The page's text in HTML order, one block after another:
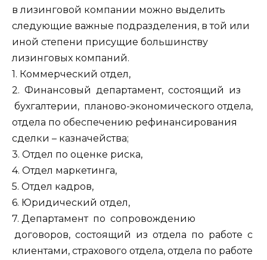
в лизинговой компании можно выделить
следующие важные подразделения, в той или
иной степени присущие большинству
лизинговых компаний.
1. Коммерческий отдел,
2. Финансовый департамент, состоящий из
бухгалтерии, планово-экономического отдела,
отдела по обеспечению рефинансирования
сделки – казначейства;
3. Отдел по оценке риска,
4. Отдел маркетинга,
5. Отдел кадров,
6. Юридический отдел,
7. Департамент по сопровождению
договоров, состоящий из отдела по работе с
клиентами, страхового отдела, отдела по работе